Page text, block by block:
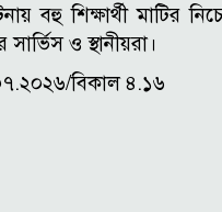
বহু শিক্ষার্থী মাটির
সার্ভিস ও স্থানীয়রা।
বিকাল ৪.১৬